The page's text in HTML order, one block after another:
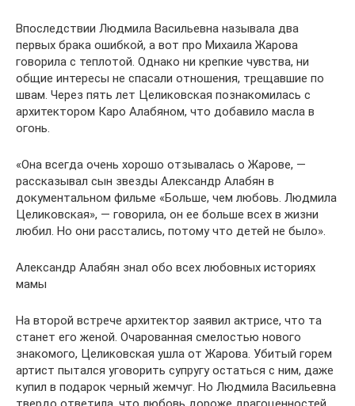
Впоследствии Людмила Васильевна называла два
первых брака ошибкой, а вот про Михаила Жарова
говорила с теплотой. Однако ни крепкие чувства, ни
общие интересы не спасали отношения, трещавшие по
швам. Через пять лет Целиковская познакомилась с
архитектором Каро Алабяном, что добавило масла в
огонь.
«Она всегда очень хорошо отзывалась о Жарове, —
рассказывал сын звезды Александр Алабян в
документальном фильме «Больше, чем любовь. Людмила
Целиковская», — говорила, он ее больше всех в жизни
любил. Но они расстались, потому что детей не было».
Александр Алабян знал обо всех любовных историях
мамы
На второй встрече архитектор заявил актрисе, что та
станет его женой. Очарованная смелостью нового
знакомого, Целиковская ушла от Жарова. Убитый горем
артист пытался уговорить супругу остаться с ним, даже
купил в подарок черный жемчуг. Но Людмила Васильевна